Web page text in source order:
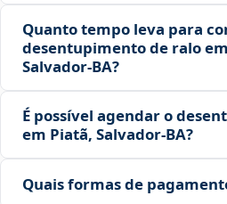
Quanto tempo leva para
desentupimento de ralo
Salvador‑BA?
É possível agendar o
em Piatã, Salvador‑BA?
Quais formas de